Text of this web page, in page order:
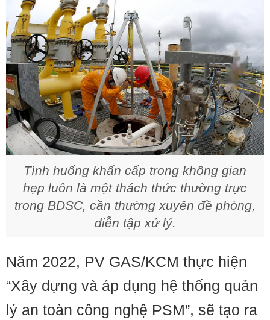
Tình huống khẩn cấp trong không gian
hẹp luôn là một thách thức thường trực
trong BDSC, cần thường xuyên đề phòng,
diễn tập xử lý.
Năm 2022, PV GAS/KCM thực hiện
“Xây dựng và áp dụng hệ thống quản
lý an toàn công nghệ PSM”, sẽ tạo ra